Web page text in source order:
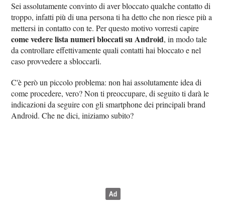
Sei assolutamente convinto di aver bloccato qualche contatto di
troppo, infatti più di una persona ti ha detto che non riesce più a
mettersi in contatto con te. Per questo motivo vorresti capire
come vedere lista numeri bloccati su Android, in modo tale
da controllare effettivamente quali contatti hai bloccato e nel
caso provvedere a sbloccarli.
C'è però un piccolo problema: non hai assolutamente idea di
come procedere, vero? Non ti preoccupare, di seguito ti darà le
indicazioni da seguire con gli smartphone dei principali brand
Android. Che ne dici, iniziamo subito?